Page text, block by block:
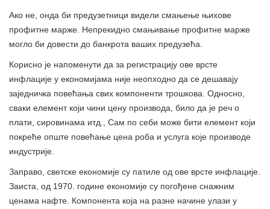
Ако не, онда би предузетници видели смањење њихове
профитне марже. Непрекидно смањивање профитне марже
могло би довести до банкрота ваших предузећа.
Корисно је напоменути да за регистрацију ове врсте
инфлације у економијама није неопходно да се дешавају
заједничка повећања свих компоненти трошкова. Односно,
сваки елемент који чини цену производа, било да је реч о
плати, сировинама итд., Сам по себи може бити елемент који
покреће опште повећање цена роба и услуга које производе
индустрије.
Заправо, светске економије су патиле од ове врсте инфлације.
Заиста, од 1970. године економије су погођене снажним
ценама нафте. Компонента која на разне начине улази у